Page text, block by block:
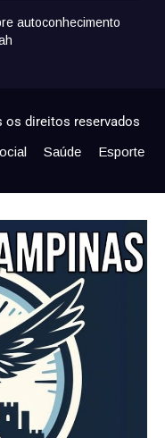
autoconhecimento
os direitos reservados
Saúde
Esporte